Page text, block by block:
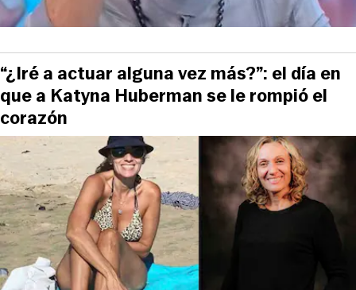
“¿Iré a actuar alguna vez más?”: el día en
que a Katyna Huberman se le rompió el
corazón